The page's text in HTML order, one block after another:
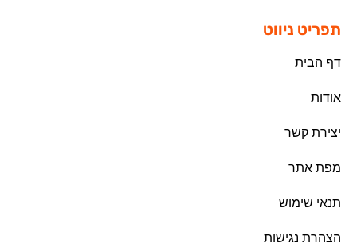
תפריט ניווט
דף הבית
אודות
יצירת קשר
מפת אתר
תנאי שימוש
הצהרת נגישות